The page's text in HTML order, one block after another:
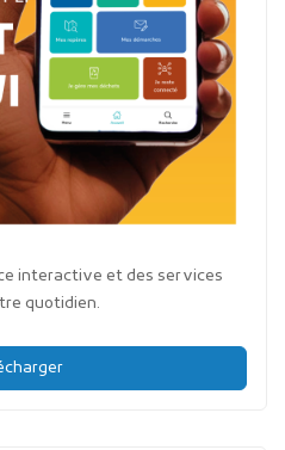
interactive et des services
quotidien.